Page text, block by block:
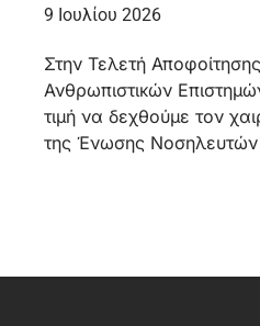
9 Ιουλίου 2026
Στην Τελετή
Ανθρωπιστικών
τιμή να δεχθούμε τον
της Ένωσης